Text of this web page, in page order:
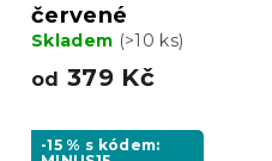
červené
Skladem (>10 ks)
od 379 Kč
-15 % s kódem: